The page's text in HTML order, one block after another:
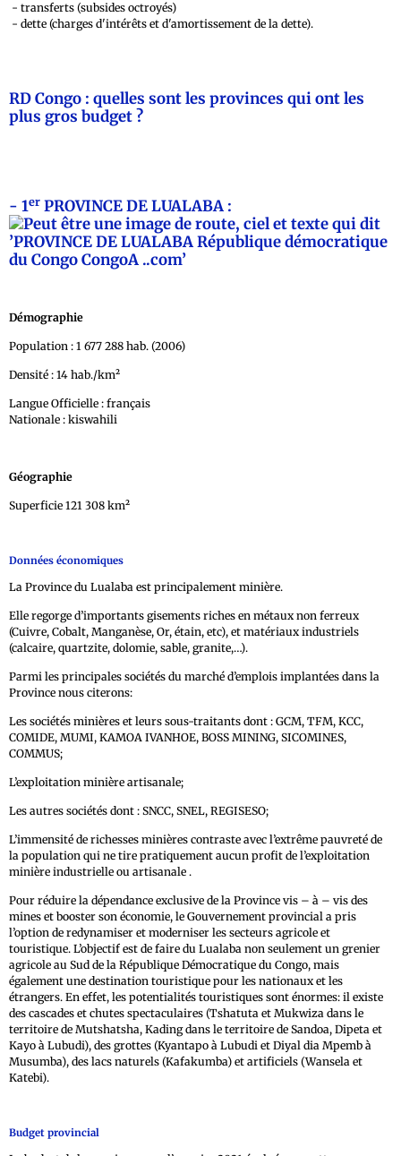
- transferts (subsides octroyés)
- dette (charges d'intérêts et d'amortissement de la dette).
RD Congo : quelles sont les provinces qui ont les
plus gros budget ?
- 1er PROVINCE DE LUALABA :
Démographie
Population : 1 677 288 hab. (2006)
Densité : 14 hab./km²
Langue Officielle : français
Nationale : kiswahili
Géographie
Superficie 121 308 km²
Données économiques
La Province du Lualaba est principalement minière.
Elle regorge d’importants gisements riches en métaux non ferreux
(Cuivre, Cobalt, Manganèse, Or, étain, etc), et matériaux industriels
(calcaire, quartzite, dolomie, sable, granite,…).
Parmi les principales sociétés du marché d’emplois implantées dans la
Province nous citerons:
Les sociétés minières et leurs sous-traitants dont : GCM, TFM, KCC,
COMIDE, MUMI, KAMOA IVANHOE, BOSS MINING, SICOMINES,
COMMUS;
L’exploitation minière artisanale;
Les autres sociétés dont : SNCC, SNEL, REGISESO;
L’immensité de richesses minières contraste avec l’extrême pauvreté de
la population qui ne tire pratiquement aucun profit de l’exploitation
minière industrielle ou artisanale .
Pour réduire la dépendance exclusive de la Province vis – à – vis des
mines et booster son économie, le Gouvernement provincial a pris
l’option de redynamiser et moderniser les secteurs agricole et
touristique. L’objectif est de faire du Lualaba non seulement un grenier
agricole au Sud de la République Démocratique du Congo, mais
également une destination touristique pour les nationaux et les
étrangers. En effet, les potentialités touristiques sont énormes: il existe
des cascades et chutes spectaculaires (Tshatuta et Mukwiza dans le
territoire de Mutshatsha, Kading dans le territoire de Sandoa, Dipeta et
Kayo à Lubudi), des grottes (Kyantapo à Lubudi et Diyal dia Mpemb à
Musumba), des lacs naturels (Kafakumba) et artificiels (Wansela et
Katebi).
Budget provincial